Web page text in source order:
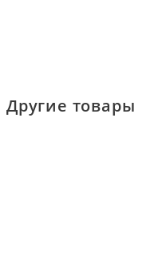
Другие товары